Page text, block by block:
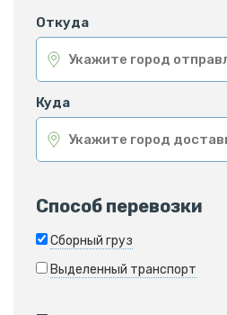
Откуда
Куда
Способ перевозки
Сборный груз
Выделенный транспорт